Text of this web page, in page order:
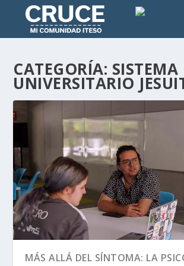
CATEGORÍA: SISTEMA
UNIVERSITARIO
MÁS ALLÁ DEL SÍNTOMA: LA